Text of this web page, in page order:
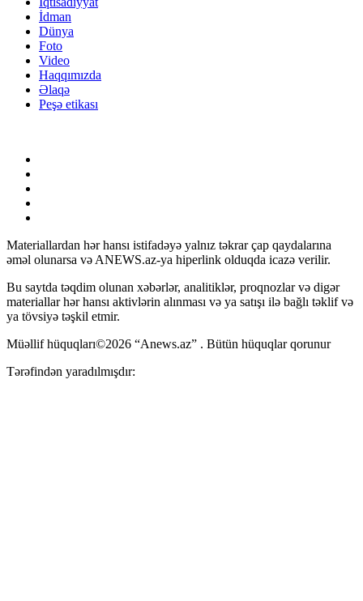
İdman
Dünya
Foto
Video
Haqqımızda
Əlaqə
Peşə etikası
Materiallardan hər hansı istifadəyə yalnız təkrar çap qaydalarına
əməl olunarsa və ANEWS.az-ya hiperlink olduqda icazə verilir.
Bu saytda təqdim olunan xəbərlər, analitiklər, proqnozlar və digər
materiallar hər hansı aktivlərin alınması və ya satışı ilə bağlı təklif və
ya tövsiyə təşkil etmir.
Müəllif hüquqları©2026 “Anews.az” . Bütün hüquqlar qorunur
Tərəfindən yaradılmışdır: